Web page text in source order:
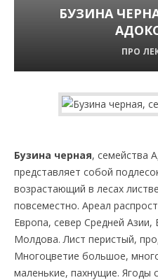
БУЗИНА
ПРО
Бузина черная, семейства
представляет собой
возрастающий в лесах
повсеместно. Ареал
Европа, север Средней Азии,
Молдова. Лист перистый,
Многоцветие большое,
маленькие, пахнущие. Ягоды